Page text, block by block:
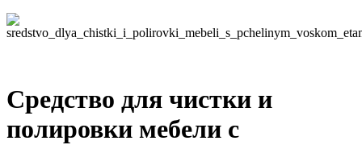
Средство для чистки и
полировки мебели с